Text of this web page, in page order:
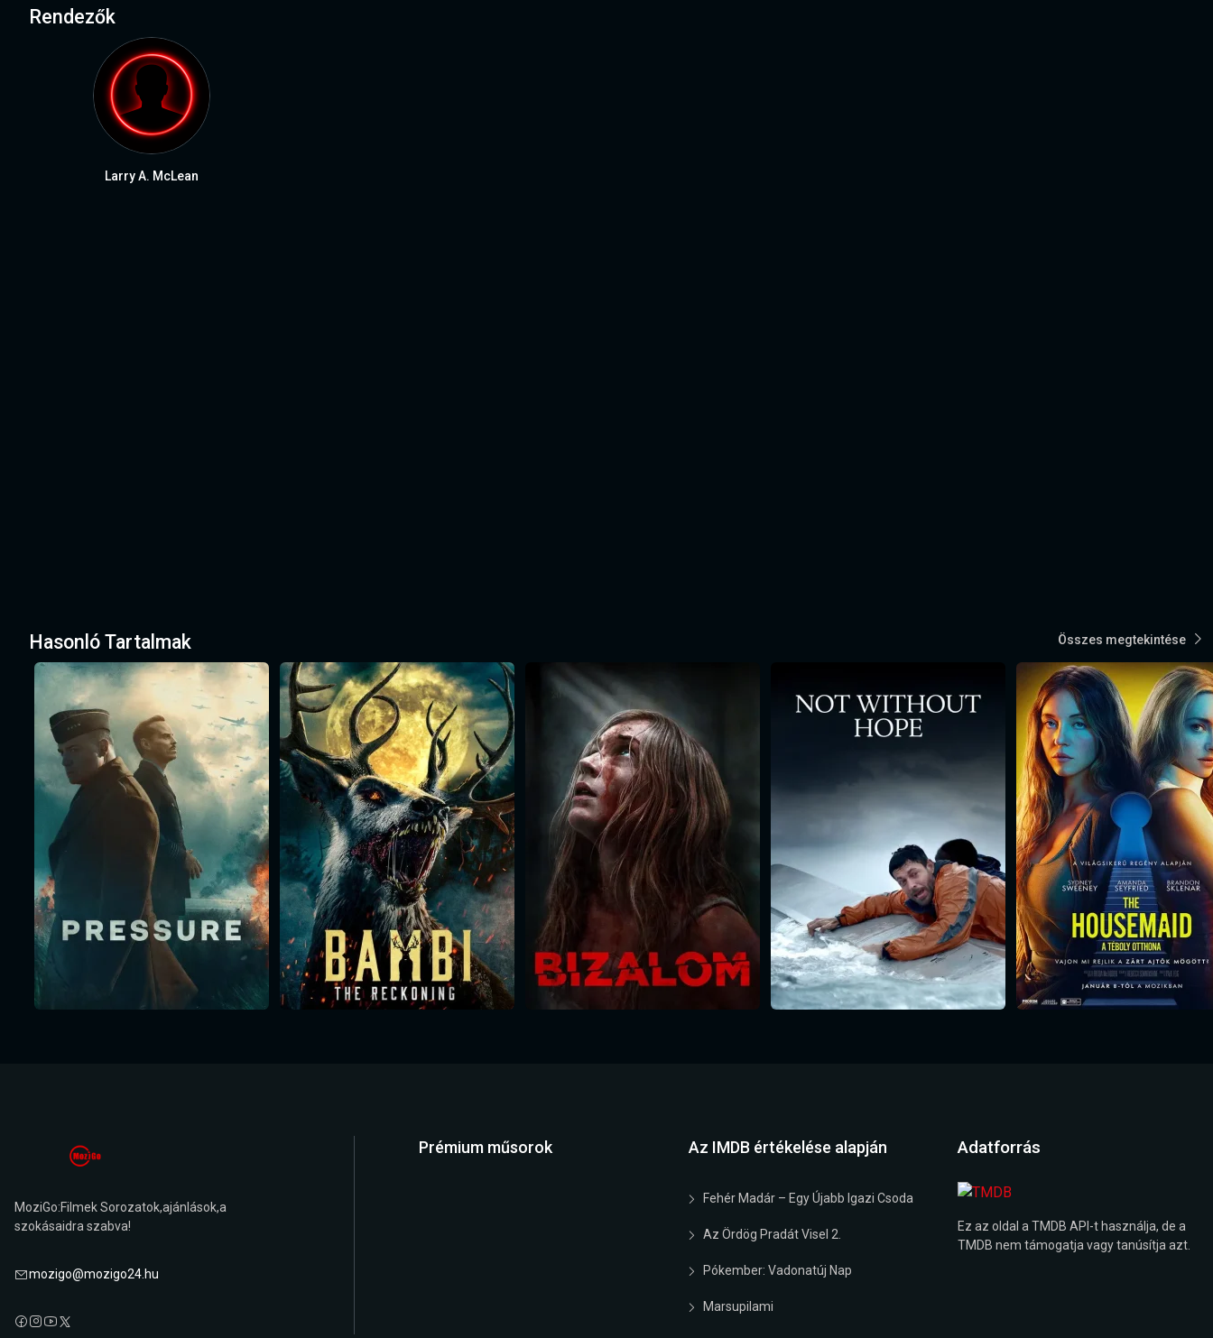
Rendezők
Larry A. McLean
Hasonló Tartalmak Összes megtekintése
MoziGo:Filmek Sorozatok,ajánlások,a
szokásaidra szabva!
mozigo@mozigo24.hu
Prémium műsorok Az IMDB értékelése alapján
Fehér Madár – Egy Újabb Igazi Csoda
Az Ördög Pradát Visel 2.
Pókember: Vadonatúj Nap
Marsupilami
Adatforrás
Ez az oldal a TMDB API-t használja, de a
TMDB nem támogatja vagy tanúsítja azt.